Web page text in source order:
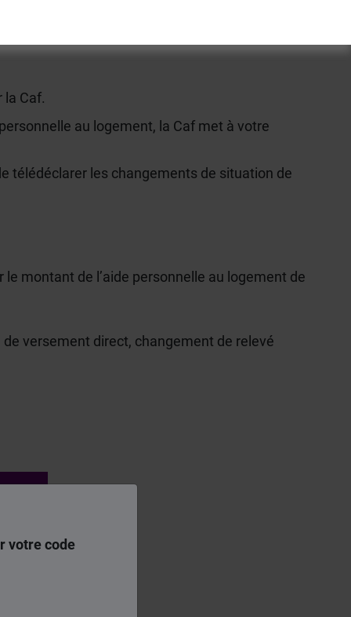
votre code
la Caf.
au logement, la Caf met à votre
télédéclarer les changements de situation de
montant de l’aide personnelle au logement de
versement direct, changement de relevé